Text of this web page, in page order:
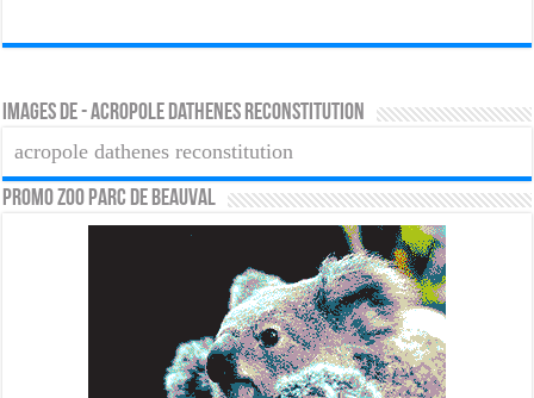
Images de - acropole dathenes reconstitution
acropole dathenes reconstitution
PROMO ZOO PARC DE BEAUVAL